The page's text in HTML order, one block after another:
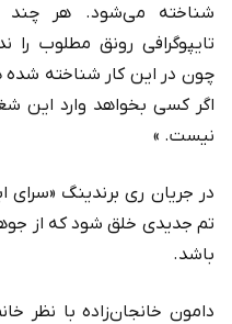
شناخته می‌شود. هر چند
تایپوگرافی رونق مطلوب را
چون در این کار شناخته شده
اگر کسی بخواهد وارد این
نیست. »
در جریان ری برندینگ «سرای
تم جدیدی خلق شود که از
باشد.
دامون خانجان‌زاده با نظر